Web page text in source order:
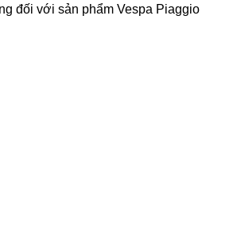
đối với sản phẩm Vespa Piaggio